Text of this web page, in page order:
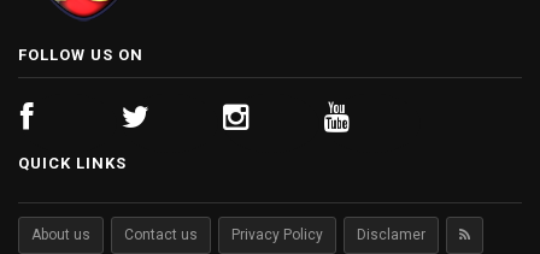
FOLLOW US ON
QUICK LINKS
About us Contact us Privacy Policy Disclamer